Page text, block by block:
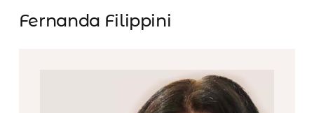
Fernanda Filippini